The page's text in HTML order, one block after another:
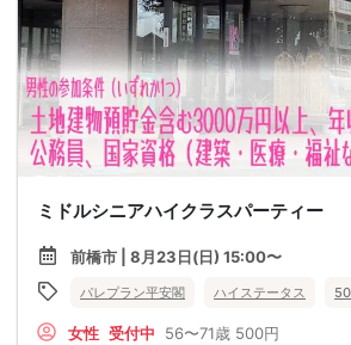
ミドルシニアハイクラスパーティー
前橋市 | 8月23日(日) 15:00〜
パレプラン平安閣 ハイステータス
女性 受付中 56〜71歳 500円